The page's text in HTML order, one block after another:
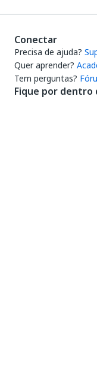
Conectar
Precisa de ajuda?
Quer aprender?
Tem perguntas?
Fique por dentro